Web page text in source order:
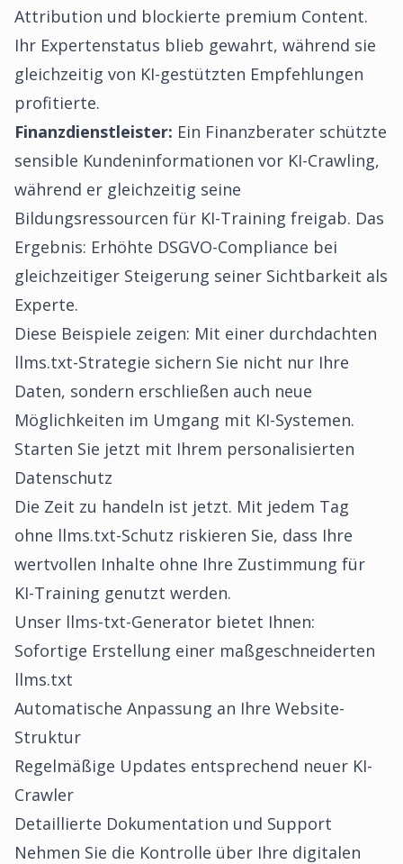
Attribution und blockierte premium Content.
Ihr Expertenstatus blieb gewahrt, während sie
gleichzeitig von KI-gestützten Empfehlungen
profitierte.
Finanzdienstleister: Ein Finanzberater schützte
sensible Kundeninformationen vor KI-Crawling,
während er gleichzeitig seine
Bildungsressourcen für KI-Training freigab. Das
Ergebnis: Erhöhte DSGVO-Compliance bei
gleichzeitiger Steigerung seiner Sichtbarkeit als
Experte.
Diese Beispiele zeigen: Mit einer durchdachten
llms.txt-Strategie sichern Sie nicht nur Ihre
Daten, sondern erschließen auch neue
Möglichkeiten im Umgang mit KI-Systemen.
Starten Sie jetzt mit Ihrem personalisierten
Datenschutz
Die Zeit zu handeln ist jetzt. Mit jedem Tag
ohne llms.txt-Schutz riskieren Sie, dass Ihre
wertvollen Inhalte ohne Ihre Zustimmung für
KI-Training genutzt werden.
Unser llms-txt-Generator bietet Ihnen:
Sofortige Erstellung einer maßgeschneiderten
llms.txt
Automatische Anpassung an Ihre Website-
Struktur
Regelmäßige Updates entsprechend neuer KI-
Crawler
Detaillierte Dokumentation und Support
Nehmen Sie die Kontrolle über Ihre digitalen